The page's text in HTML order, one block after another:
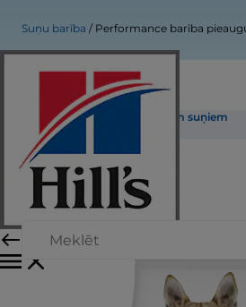
Suņu barība Performance barība
Performance barība pieaugušiem suņiem